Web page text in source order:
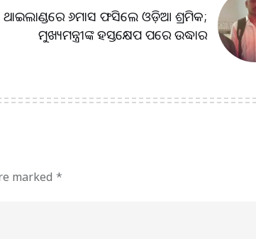
ଥାଇଲାଣ୍ଡରେ ୬ମାସ ଫସିଲେ ଓଡ଼ିଆ ଶ୍ରମିକ;
ମୁଖ୍ୟମନ୍ତ୍ରୀଙ୍କ ହସ୍ତକ୍ଷେପ ପରେ ଉଦ୍ଧାର
marked *